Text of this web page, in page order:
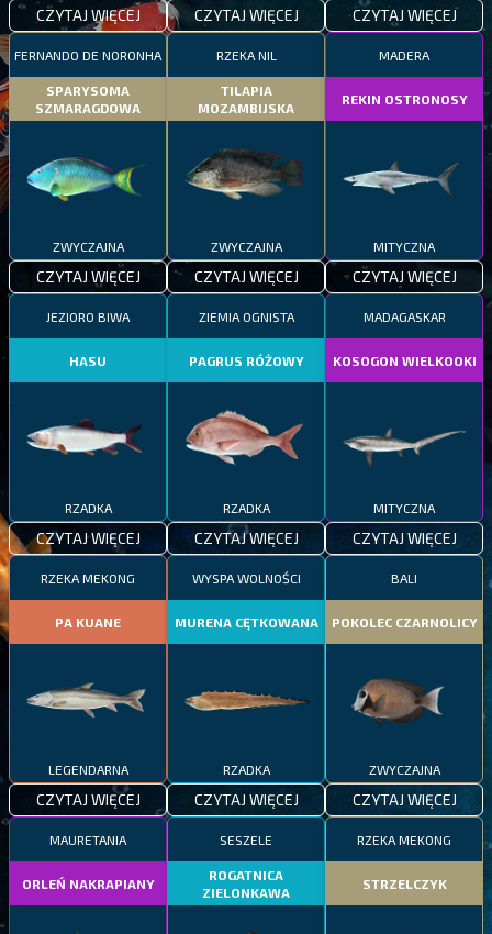
CZYTAJ WIĘCEJ CZYTAJ WIĘCEJ CZYTAJ WIĘCEJ
FERNANDO DE NORONHA
SPARYSOMA
SZMARAGDOWA
ZWYCZAJNA
CZYTAJ WIĘCEJ
RZEKA NIL
TILAPIA
MOZAMBIJSKA
ZWYCZAJNA
CZYTAJ WIĘCEJ
MADERA
REKIN OSTRONOSY
MITYCZNA
CZYTAJ WIĘCEJ
JEZIORO BIWA
HASU
RZADKA
CZYTAJ WIĘCEJ
ZIEMIA OGNISTA
PAGRUS RÓŻOWY
RZADKA
CZYTAJ WIĘCEJ
MADAGASKAR
KOSOGON WIELKOOKI
MITYCZNA
CZYTAJ WIĘCEJ
RZEKA MEKONG
PA KUANE
LEGENDARNA
CZYTAJ WIĘCEJ
WYSPA WOLNOŚCI
MURENA CĘTKOWANA
RZADKA
CZYTAJ WIĘCEJ
BALI
POKOLEC CZARNOLICY
ZWYCZAJNA
CZYTAJ WIĘCEJ
MAURETANIA
ORLEŃ NAKRAPIANY
SESZELE
ROGATNICA
ZIELONKAWA
RZEKA MEKONG
STRZELCZYK